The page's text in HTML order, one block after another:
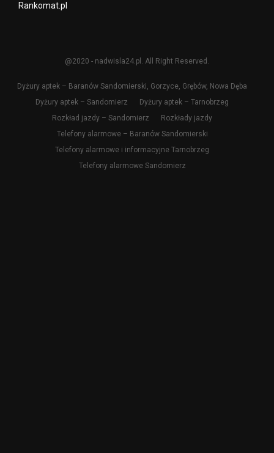
Rankomat.pl
@2020 - nadwisla24.pl. All Right Reserved.
Dyżury aptek – Baranów Sandomierski, Gorzyce, Grębów, Nowa Dęba
Dyżury aptek – Sandomierz
Dyżury aptek – Tarnobrzeg
Rozkład jazdy – Sandomierz
Rozkłady jazdy
Telefony alarmowe – Baranów Sandomierski
Telefony alarmowe i informacyjne Tarnobrzeg
Telefony alarmowe Sandomierz